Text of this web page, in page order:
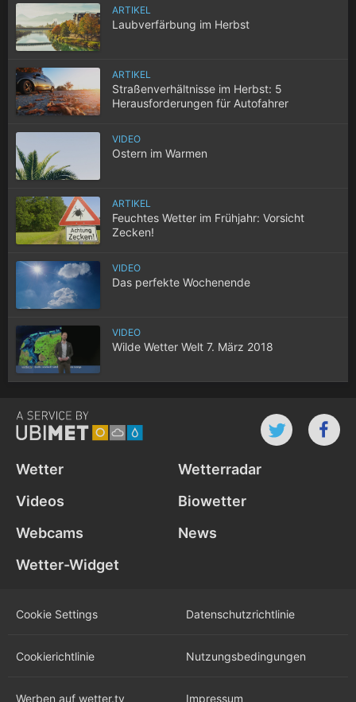
ARTIKEL
Laubverfärbung im Herbst
ARTIKEL
Straßenverhältnisse im Herbst: 5
Herausforderungen für Autofahrer
VIDEO
Ostern im Warmen
ARTIKEL
Feuchtes Wetter im Frühjahr: Vorsicht
Zecken!
VIDEO
Das perfekte Wochenende
VIDEO
Wilde Wetter Welt 7. März 2018
Wetter
Wetterradar
Videos
Biowetter
Webcams
News
Wetter-Widget
Cookie Settings Datenschutz­richtlinie
Cookie­richtlinie Nutzungs­bedingungen
Werben auf wetter.tv Impressum